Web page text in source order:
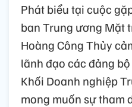
Phát biểu tại cuộc
ban Trung ương Mặt
Hoàng Công Thủy
lãnh đạo các đảng
Khối Doanh nghiệp
mong muốn sự tham